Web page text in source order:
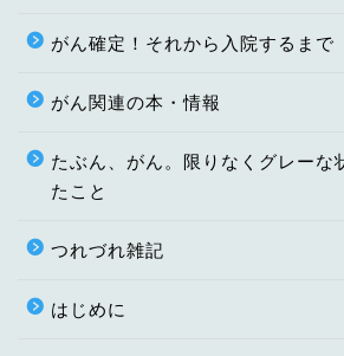
がん確定！それから入院するまで
がん関連の本・情報
たぶん、がん。限りなくグレーな
たこと
つれづれ雑記
はじめに